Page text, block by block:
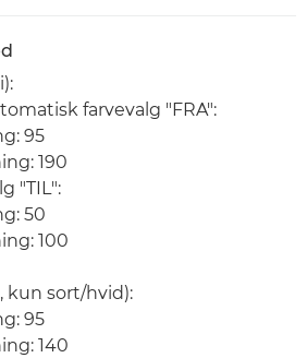
farvevalg "FRA":
95
190
"TIL":
50
100
kun sort/hvid):
95
140